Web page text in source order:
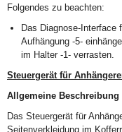
Folgendes zu beachten:
Das Diagnose-Interface
Aufhängung -5-
im Halter -1- verrasten.
Steuergerät für
Allgemeine Beschreibung
Das Steuergerät für
Seitenverkleidung im